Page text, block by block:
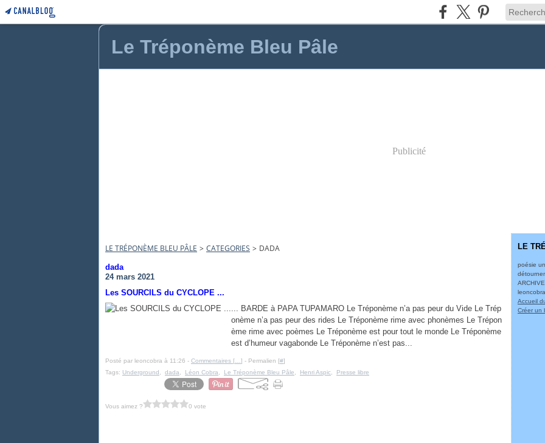
Le Tréponème Bleu Pâle
Publicité
LE TRÉPONÈME BLEU PÂLE > CATEGORIES > DADA
dada
24 mars 2021
Les SOURCILS du CYCLOPE ...
... BARDE à PAPA TUPAMARO Le Tréponème n’a pas peur du Vide Le Trép
onème n’a pas peur des rides Le Tréponème rime avec phonèmes Le Trépon
ème rime avec poèmes Le Tréponème est pour tout le monde Le Tréponème
est d’humeur vagabonde Le Tréponème n’est pas...
Posté par leoncobra à 11:26 - Commentaires [ ] - Permalien [#]
Tags: Underground dada Léon Cobra Le Tréponème Bleu Pâle Henri Aspic Presse libre
Vous aimez ? 0 vote
LE
poésie
Accueil
Créer un